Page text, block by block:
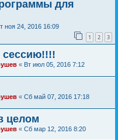
для
ноя 24, 2016 16:09
1 2 3
сессию!!!!
« Вт июл 05, 2016 7:12
« Сб май 07, 2016 17:18
целом
« Сб мар 12, 2016 8:20